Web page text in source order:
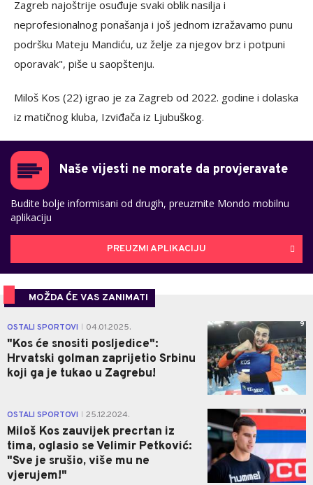
Zagreb najoštrije osuđuje svaki oblik nasilja i
neprofesionalnog ponašanja i još jednom izražavamo punu
podršku Mateju Mandiću, uz želje za njegov brz i potpuni
oporavak", piše u saopštenju.
Miloš Kos (22) igrao je za Zagreb od 2022. godine i dolaska
iz matičnog kluba, Izviđača iz Ljubuškog.
Naše vijesti ne morate da provjeravate
Budite bolje informisani od drugih, preuzmite Mondo mobilnu
aplikaciju
PREUZMI APLIKACIJU
MOŽDA ĆE VAS ZANIMATI
OSTALI SPORTOVI 04.01.2025.
"Kos će snositi posljedice":
Hrvatski golman zaprijetio Srbinu
koji ga je tukao u Zagrebu!
9
OSTALI SPORTOVI 25.12.2024.
Miloš Kos zauvijek precrtan iz
tima, oglasio se Velimir Petković:
"Sve je srušio, više mu ne
vjerujem!"
0